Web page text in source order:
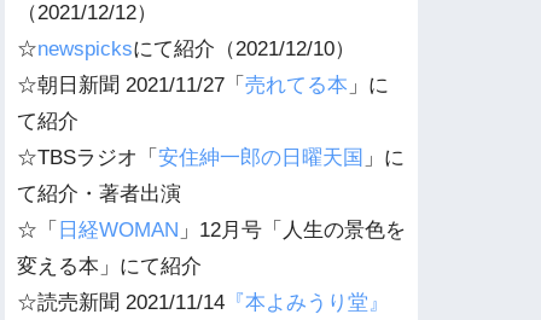
（2021/12/12）
☆newspicksにて紹介（2021/12/10）
☆朝日新聞 2021/11/27「 売れてる本 」に
て紹介
☆TBSラジオ「 安住紳一郎の日曜天国 」に
て紹介・著者出演
☆「 日経WOMAN 」12月号「人生の景色を
変える本」にて紹介
☆読売新聞 2021/11/14 『本よみうり堂』